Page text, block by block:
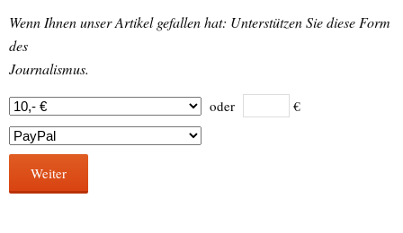
Wenn Ihnen unser Artikel gefallen hat: Unterstützen Sie diese Form
des
Journalismus.
oder €
Weiter